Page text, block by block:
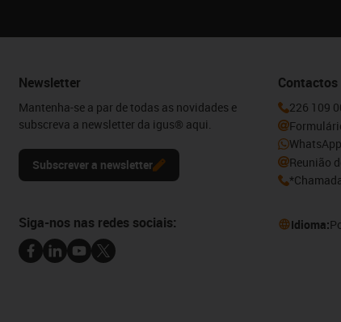
Newsletter
Mantenha-se a par de todas as novidades e
subscreva a newsletter da igus® aqui.
Subscrever a newsletter
Contactos
226 109
WhatsApp
Reunião
Siga-nos nas redes sociais: Idioma: